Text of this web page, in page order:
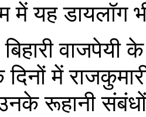
में यह डायलॉग
वाजपेयी
में
रूहानी